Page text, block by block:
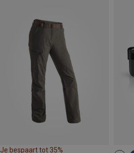
Je bespaart tot 35%